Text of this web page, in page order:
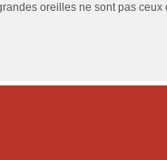
oreilles ne sont pas ceux